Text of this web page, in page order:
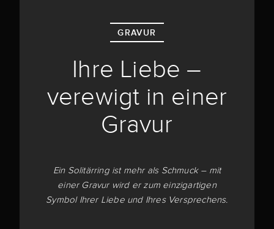
GRAVUR
Ihre Liebe –
verewigt in einer
Gravur
Ein Solitärring ist mehr als Schmuck – mit
einer Gravur wird er zum einzigartigen
Symbol Ihrer Liebe und Ihres Versprechens.